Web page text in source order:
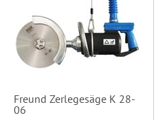
Freund Zerlegesäge K 28-
06